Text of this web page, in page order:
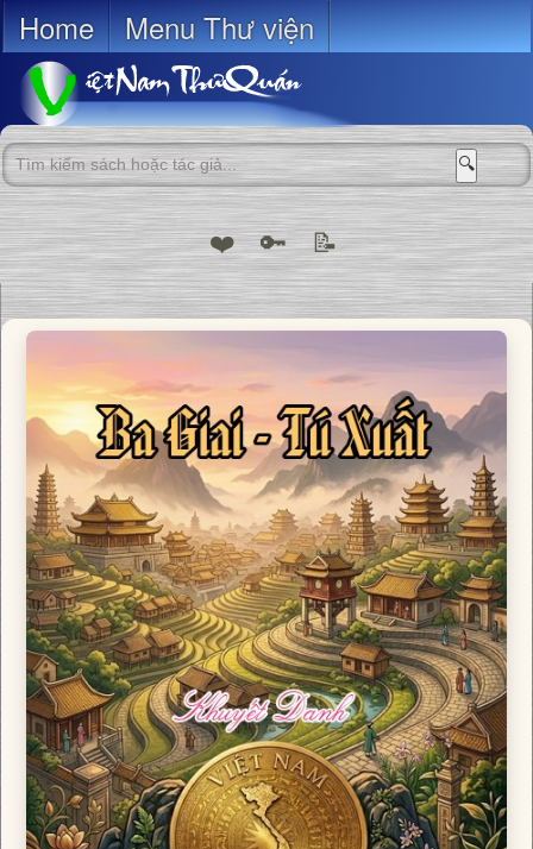
Home Menu Thư viện
🔍
❤️ 🔑 📝